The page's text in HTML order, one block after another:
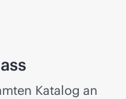
Katalog an